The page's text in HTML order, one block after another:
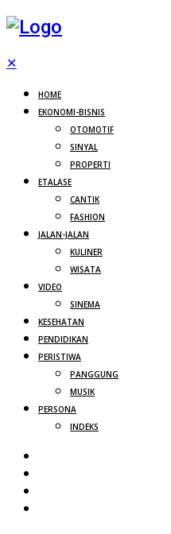
✕
HOME
EKONOMI-BISNIS
OTOMOTIF
SINYAL
PROPERTI
ETALASE
CANTIK
FASHION
JALAN-JALAN
KULINER
WISATA
VIDEO
SINEMA
KESEHATAN
PENDIDIKAN
PERISTIWA
PANGGUNG
MUSIK
PERSONA
INDEKS